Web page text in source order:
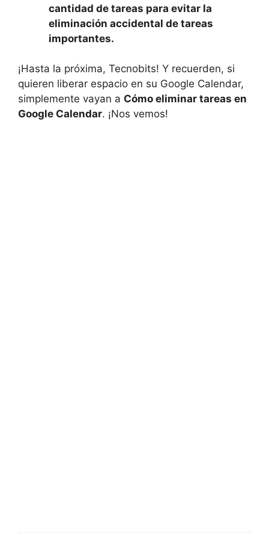
cantidad de ⁢tareas para evitar la
eliminación ⁢accidental de tareas
importantes.
¡Hasta‍ la próxima, ‌Tecnobits! Y recuerden, si
quieren liberar espacio ⁣en su Google Calendar,
simplemente vayan a Cómo eliminar tareas en‌
Google Calendar. ¡Nos vemos!